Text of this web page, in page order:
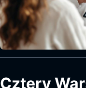
Cztery